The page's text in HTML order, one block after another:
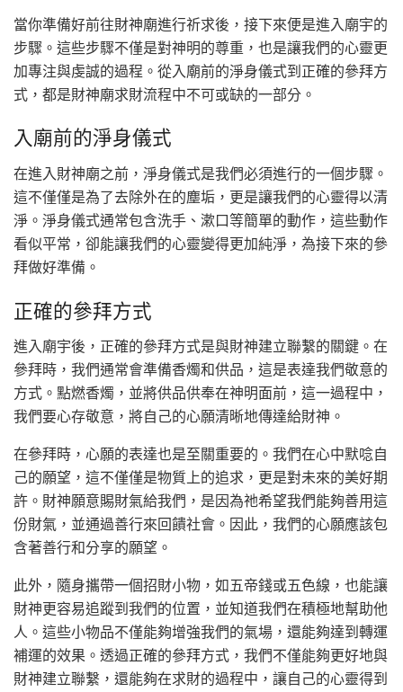
當你準備好前往財神廟進行祈求後，接下來便是進入廟宇的
步驟。這些步驟不僅是對神明的尊重，也是讓我們的心靈更
加專注與虔誠的過程。從入廟前的淨身儀式到正確的參拜方
式，都是財神廟求財流程中不可或缺的一部分。
入廟前的淨身儀式
在進入財神廟之前，淨身儀式是我們必須進行的一個步驟。
這不僅僅是為了去除外在的塵垢，更是讓我們的心靈得以清
淨。淨身儀式通常包含洗手、漱口等簡單的動作，這些動作
看似平常，卻能讓我們的心靈變得更加純淨，為接下來的參
拜做好準備。
正確的參拜方式
進入廟宇後，正確的參拜方式是與財神建立聯繫的關鍵。在
參拜時，我們通常會準備香燭和供品，這是表達我們敬意的
方式。點燃香燭，並將供品供奉在神明面前，這一過程中，
我們要心存敬意，將自己的心願清晰地傳達給財神。
在參拜時，心願的表達也是至關重要的。我們在心中默唸自
己的願望，這不僅僅是物質上的追求，更是對未來的美好期
許。財神願意賜財氣給我們，是因為祂希望我們能夠善用這
份財氣，並通過善行來回饋社會。因此，我們的心願應該包
含著善行和分享的願望。
此外，隨身攜帶一個招財小物，如五帝錢或五色線，也能讓
財神更容易追蹤到我們的位置，並知道我們在積極地幫助他
人。這些小物品不僅能夠增強我們的氣場，還能夠達到轉運
補運的效果。透過正確的參拜方式，我們不僅能夠更好地與
財神建立聯繫，還能夠在求財的過程中，讓自己的心靈得到